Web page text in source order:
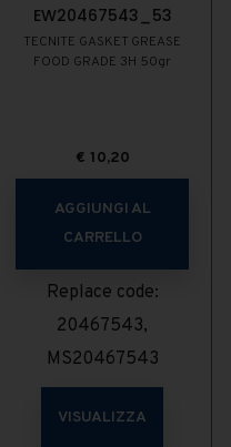
EW20467543_53
TECNITE GASKET GREASE
FOOD GRADE 3H 50gr
€ 10,20
AGGIUNGI AL
CARRELLO
Replace code:
20467543,
MS20467543
VISUALIZZA